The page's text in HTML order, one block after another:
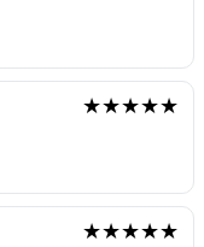
★★★★★
★★★★★